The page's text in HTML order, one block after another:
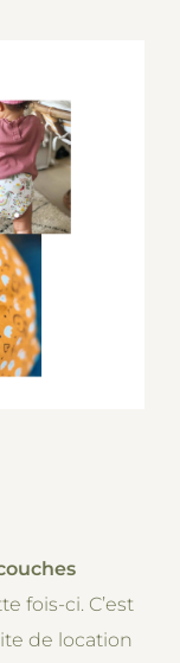
fois-ci. C’est
de location